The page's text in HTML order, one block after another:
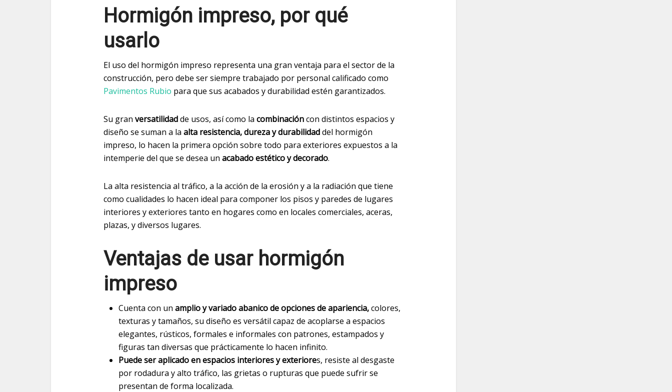
Hormigón impreso, por qué
usarlo
El uso del hormigón impreso representa una gran ventaja para el sector de la
construcción, pero debe ser siempre trabajado por personal calificado como
Pavimentos Rubio para que sus acabados y durabilidad estén garantizados.
Su gran versatilidadde usos, así como la combinacióncon distintos espacios y
diseño se suman a la alta resistencia, dureza y durabilidaddel hormigón
impreso, lo hacen la primera opción sobre todo para exteriores expuestos a la
intemperie del que se desea un acabado estético y decorado.
La alta resistencia al tráfico, a la acción de la erosión y a la radiación que tiene
como cualidades lo hacen ideal para componer los pisos y paredes de lugares
interiores y exteriores tanto en hogares como en locales comerciales, aceras,
plazas, y diversos lugares.
Ventajas de usar hormigón
impreso
Cuenta con un amplio y variado abanico de opciones de apariencia,colores,
texturas y tamaños, su diseño es versátil capaz de acoplarse a espacios
elegantes, rústicos, formales e informales con patrones, estampados y
figuras tan diversas que prácticamente lo hacen infinito.
Puede ser aplicado en espacios interiores y exteriores, resiste al desgaste
por rodadura y alto tráfico, las grietas o rupturas que puede sufrir se
presentan de forma localizada.